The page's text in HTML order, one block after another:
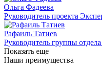
Ольга Фадеева
Руководитель проекта
Рафаиль Татиев
Руководитель группы
Показать еще
Наши преимущества